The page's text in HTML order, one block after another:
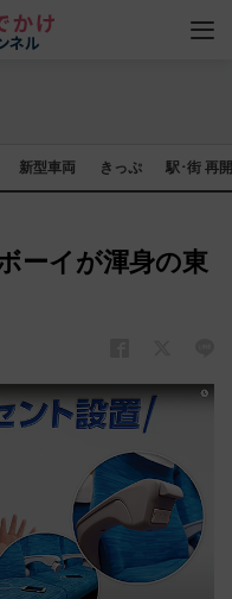
新型車両 きっぷ 駅･街 再
ーイが渾身の東